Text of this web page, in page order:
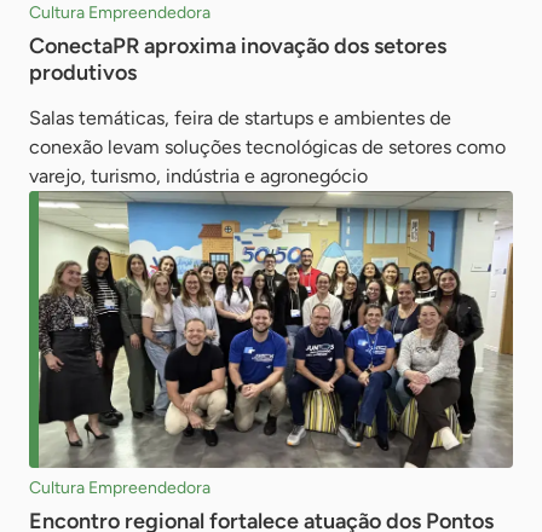
Cultura Empreendedora
ConectaPR aproxima inovação dos setores
produtivos
Salas temáticas, feira de startups e ambientes de
conexão levam soluções tecnológicas de setores como
varejo, turismo, indústria e agronegócio
Cultura Empreendedora
Encontro regional fortalece atuação dos Pontos